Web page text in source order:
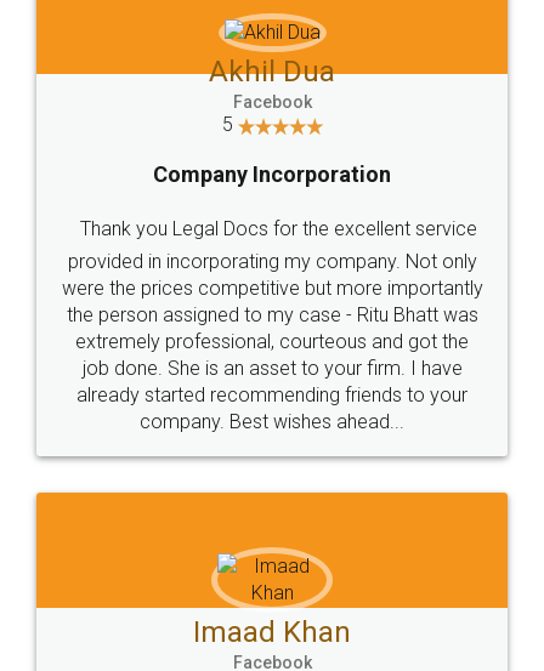
Akhil Dua
Facebook
5
Company Incorporation
Thank you Legal Docs for the excellent service
provided in incorporating my company. Not only
were the prices competitive but more importantly
the person assigned to my case - Ritu Bhatt was
extremely professional, courteous and got the
job done. She is an asset to your firm. I have
already started recommending friends to your
company. Best wishes ahead...
Imaad Khan
Facebook